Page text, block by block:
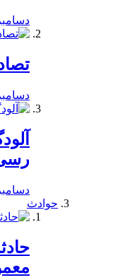
دسامبر 24,
دسامبر 24,
دسامبر 24,
حوادث